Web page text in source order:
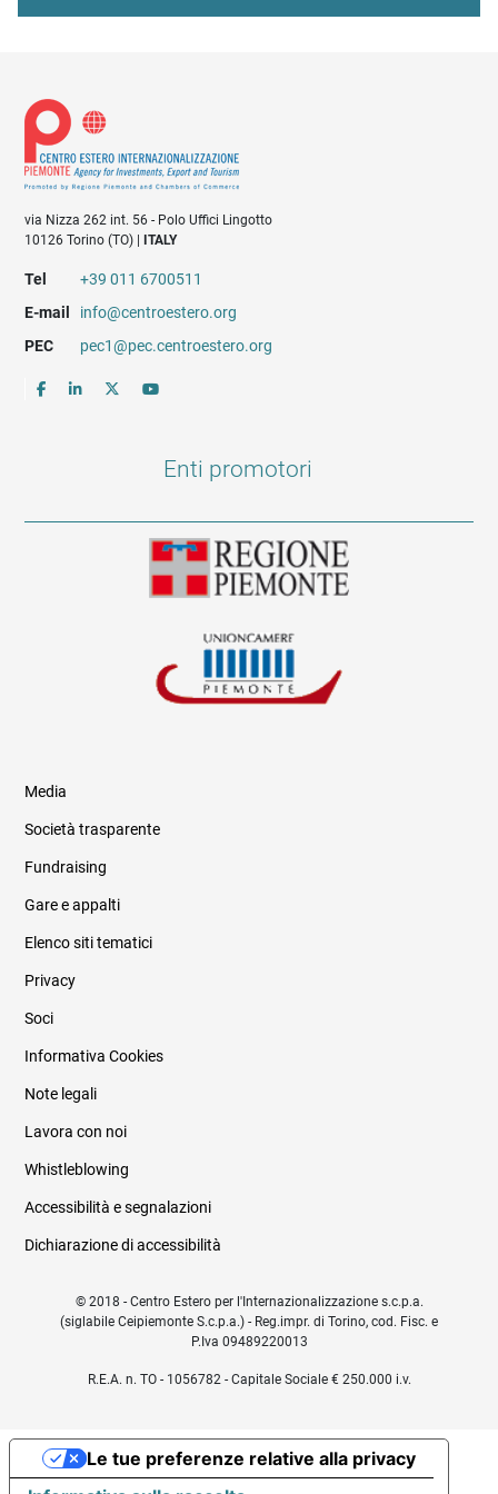
via Nizza 262 int. 56 - Polo Uffici Lingotto
10126 Torino (TO) |
ITALY
Tel
+39 011 6700511
E-mail
info@centroestero.org
PEC
pec1@pec.centroestero.org
Enti promotori
Informazioni legali e trasparenza
Media
Società trasparente
Fundraising
Gare e appalti
Elenco siti tematici
Privacy
Soci
Informativa Cookies
Note legali
Lavora con noi
Whistleblowing
Accessibilità e segnalazioni
Dichiarazione di accessibilità
© 2018 - Centro Estero per l'Internazionalizzazione s.c.p.a.
(siglabile Ceipiemonte S.c.p.a.) - Reg.impr. di Torino, cod. Fisc. e
P.Iva 09489220013
R.E.A. n. TO - 1056782 - Capitale Sociale € 250.000 i.v.
Le tue preferenze relative alla privacy